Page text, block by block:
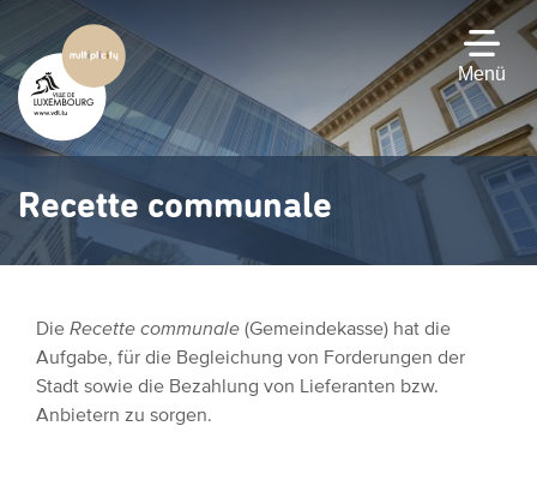
Hauptinhalt
gehen
Menü
Recette communale
Die Recette communale (Gemeindekasse) hat die
Aufgabe, für die Begleichung von Forderungen der
Stadt sowie die Bezahlung von Lieferanten bzw.
Anbietern zu sorgen.